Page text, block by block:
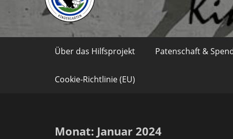
Über das Hilfsprojekt Patenschaft &
Cookie-Richtlinie (EU)
Monat: Januar 2024